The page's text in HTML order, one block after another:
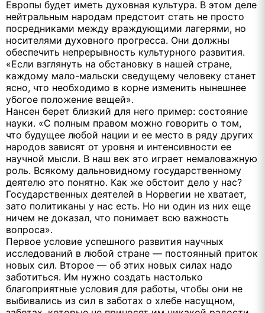
Европы будет иметь духовная культура. В этом деле
нейтральным народам предстоит стать не просто
посредниками между враждующими лагерями, но
носителями духовного прогресса. Они должны
обеспечить непрерывность культурного развития.
«Если взглянуть на обстановку в нашей стране,
каждому мало-мальски сведущему человеку станет
ясно, что необходимо в корне изменить нынешнее
убогое положение вещей».
Нансен берет близкий для него пример: состояние
науки. «С полным правом можно говорить о том,
что будущее любой нации и ее место в ряду других
народов зависят от уровня и интенсивности ее
научной мысли. В наш век это играет немаловажную
роль. Всякому дальновидному государственному
деятелю это понятно. Как же обстоит дело у нас?
Государственных деятелей в Норвегии не хватает,
зато политиканы у нас есть. Но ни один из них еще
ничем не доказал, что понимает всю важность
вопроса».
Первое условие успешного развития научных
исследований в любой стране — постоянный приток
новых сил. Второе — об этих новых силах надо
заботиться. Им нужно создать настолько
благоприятные условия для работы, чтобы они не
выбивались из сил в заботах о хлебе насущном,